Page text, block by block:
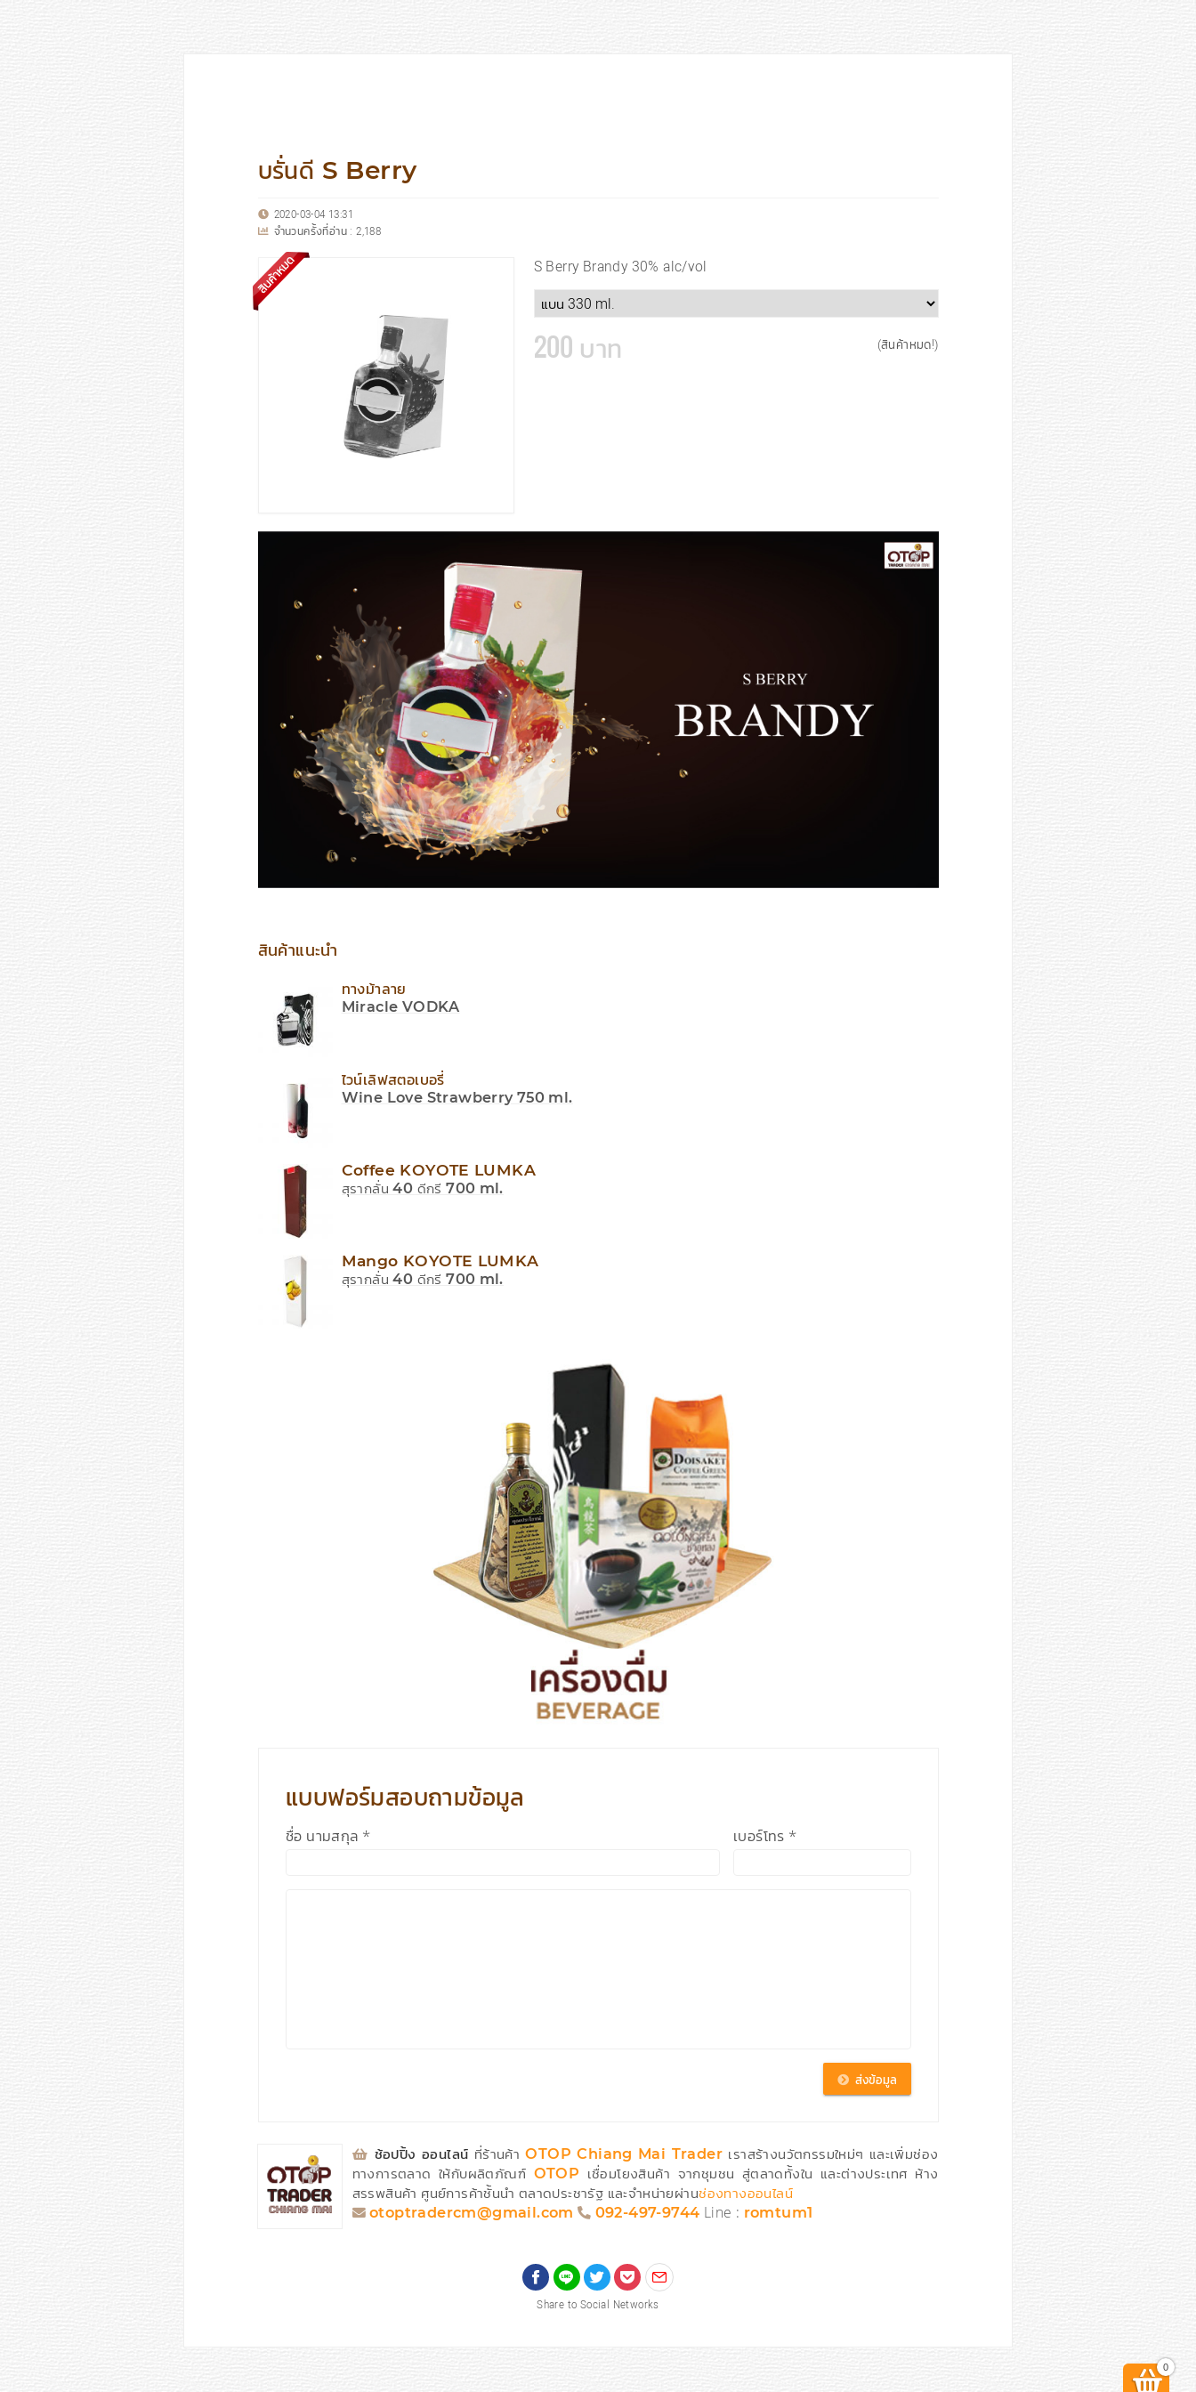
บรั่นดี S Berry
2020-03-04 13:31
จำนวนครั้งที่อ่าน :2,188
S Berry Brandy 30% alc/vol
200 บาท (สินค้าหมด!)
สินค้าแนะนำ
ทางม้าลาย
Miracle VODKA
ไวน์เลิฟสตอเบอรี่
Wine Love Strawberry 750 ml.
Coffee KOYOTE LUMKA
สุรากลั่น 40 ดีกรี 700 ml.
Mango KOYOTE LUMKA
สุรากลั่น 40 ดีกรี 700 ml.
ช้อปปิ้ง ออนไลน์ ที่ร้านค้าOTOP Chiang Mai Trader เราสร้างนวัตกรรมใหม่ๆ และเพิ่มช่อง
ทางการตลาด ให้กับผลิตภัณฑ์ OTOP
เชื่อมโยงสินค้า จากชุมชน สู่ตลาดทั้งใน และต่างประเทศ ห้าง
สรรพสินค้า ศูนย์การค้าชั้นนำ ตลาดประชารัฐ และจำหน่ายผ่านช่องทางออนไลน์
otoptradercm@gmail.com
092-497-9744 Line : romtum1
Share to Social Networks
0